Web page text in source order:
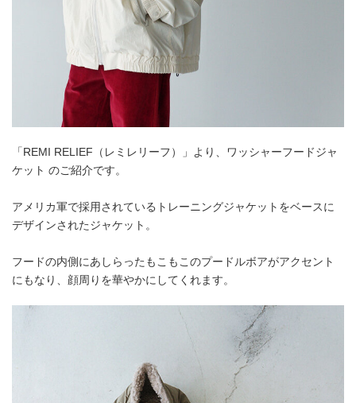
「REMI RELIEF（レミレリーフ）」より、ワッシャーフードジャ
ケット のご紹介です。
アメリカ軍で採用されているトレーニングジャケットをベースに
デザインされたジャケット。
フードの内側にあしらったもこもこのプードルボアがアクセント
にもなり、顔周りを華やかにしてくれます。